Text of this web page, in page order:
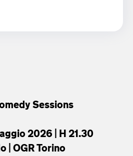
Sessions
2026 | H 21.30
| OGR Torino